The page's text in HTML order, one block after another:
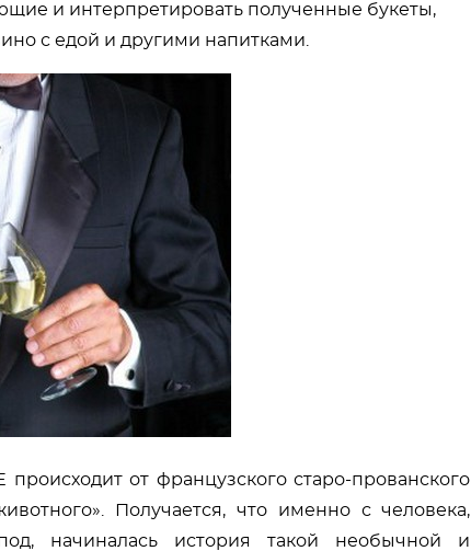
и интерпретировать полученные букеты,
с едой и другими напитками.
от французского старо-прованского
Получается, что именно с человека,
начиналась история такой необычной и